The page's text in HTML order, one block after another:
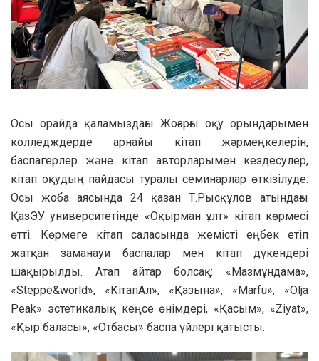
Осы орайда қаламыздағы Жоғарғы оқу орындарымен
колледждерде арнайы кітап жәрмеңкелерін,
баспагерлер және кітап авторларымен кездесулер,
кітап оқудың пайдасы туралы семинарлар өткізілуде.
Осы жоба аясында 24 қазан Т.Рысқұлов атындағы
ҚазЭУ университетінде «Оқырман ұлт» кітап көрмесі
өтті. Көрмеге кітап саласында жемісті еңбек етіп
жатқан заманауи баспалар мен кітап дүкендері
шақырылды. Атап айтар болсақ: «Мазмұндама»,
«Steppe&world», «КітапАл», «Қазына», «Marfu», «Olja
Peak» эстетикалық кеңсе өнімдері, «Қасым», «Ziyat»,
«Қыр баласы», «Отбасы» баспа үйлері қатысты.